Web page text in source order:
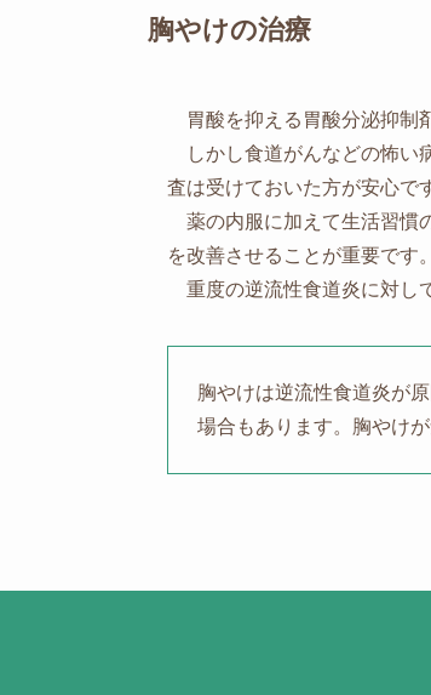
胸やけの治療
胃酸を抑える胃酸分泌抑制
しかし食道がんなどの怖い
査は受けておいた方が安心で
薬の内服に加えて生活習慣
を改善させることが重要です。
重度の逆流性食道炎に対し
胸やけは逆流性食道炎が
場合もあります。胸やけ